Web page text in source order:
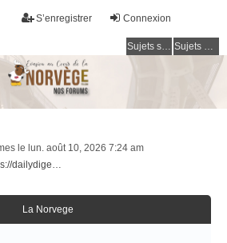
Connexion
S’enregistrer
Sujets sans réponse Sujets actifs
le lun. août 10, 2026 7:24 am
https://dailydigesthub.com
La Norvege